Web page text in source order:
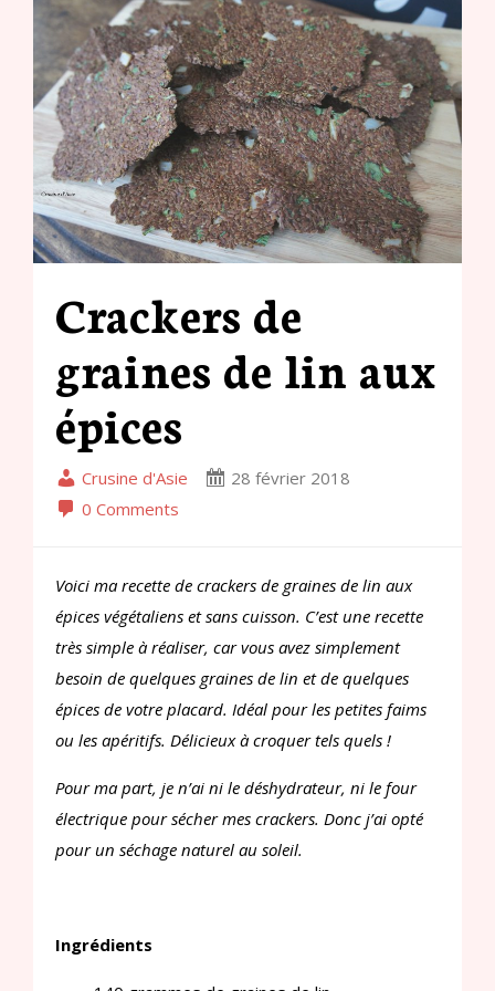
Crackers de
graines de lin aux
épices
Crusine d'Asie
28 février 2018
0 Comments
Voici ma recette de crackers de graines de lin aux
épices végétaliens et sans cuisson. C’est une recette
très simple à réaliser, car vous avez simplement
besoin de quelques graines de lin et de quelques
épices de votre placard. Idéal pour les petites faims
ou les apéritifs. Délicieux à croquer tels quels !
Pour ma part, je n’ai ni le déshydrateur, ni le four
électrique pour sécher mes crackers. Donc j’ai opté
pour un séchage naturel au soleil.
Ingrédients